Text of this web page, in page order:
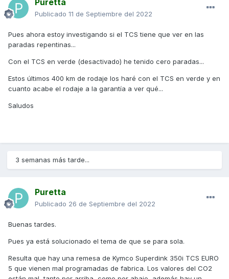
Puretta
Publicado 11 de Septiembre del 2022
Pues ahora estoy investigando si el TCS tiene que ver en las
paradas repentinas...
Con el TCS en verde (desactivado) he tenido cero paradas...
Estos últimos 400 km de rodaje los haré con el TCS en verde y en
cuanto acabe el rodaje a la garantía a ver qué...
Saludos
3 semanas más tarde...
Puretta
Publicado 26 de Septiembre del 2022
Buenas tardes.
Pues ya está solucionado el tema de que se para sola.
Resulta que hay una remesa de Kymco Superdink 350i TCS EURO
5 que vienen mal programadas de fabrica. Los valores del CO2